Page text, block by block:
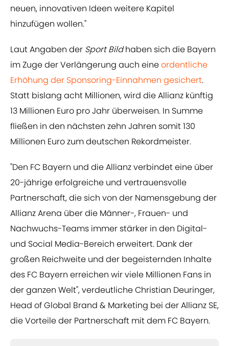
neuen, innovativen Ideen weitere Kapitel
hinzufügen wollen."
Laut Angaben der Sport Bildhaben sich die Bayern
im Zuge der Verlängerung auch eineordentliche
Erhöhung der Sponsoring-Einnahmen gesichert.
Statt bislang acht Millionen, wird die Allianz künftig
13 Millionen Euro pro Jahr überweisen. In Summe
fließen in den nächsten zehn Jahren somit 130
Millionen Euro zum deutschen Rekordmeister.
"Den FC Bayern und die Allianz verbindet eine über
20-jährige erfolgreiche und vertrauensvolle
Partnerschaft, die sich von der Namensgebung der
Allianz Arena über die Männer-, Frauen- und
Nachwuchs-Teams immer stärker in den Digital-
und Social Media-Bereich erweitert. Dank der
großen Reichweite und der begeisternden Inhalte
des FC Bayern erreichen wir viele Millionen Fans in
der ganzen Welt", verdeutliche Christian Deuringer,
Head of Global Brand & Marketing bei der Allianz SE,
die Vorteile der Partnerschaft mit dem FC Bayern.